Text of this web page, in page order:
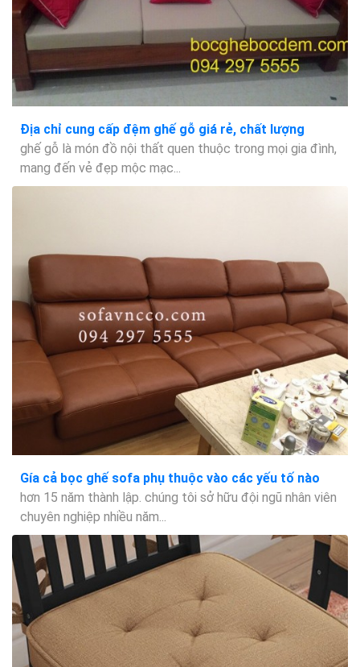
Địa chỉ cung cấp đệm ghế gỗ giá rẻ, chất lượng
ghế gỗ là món đồ nội thất quen thuộc trong mọi gia đình,
mang đến vẻ đẹp mộc mạc...
Gía cả bọc ghế sofa phụ thuộc vào các yếu tố nào
hơn 15 năm thành lập. chúng tôi sở hữu đội ngũ nhân viên
chuyên nghiệp nhiều năm...